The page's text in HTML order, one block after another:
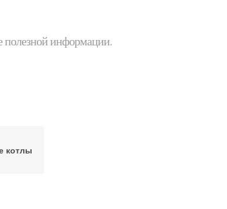
полезной информации.
котлы